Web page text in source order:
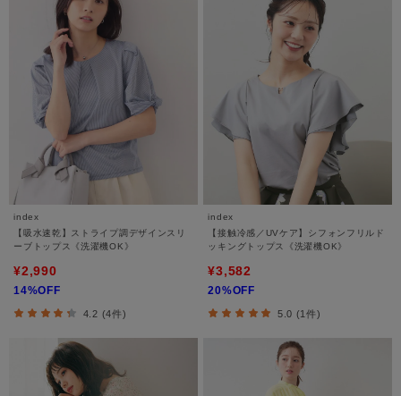
index
【吸水速乾】ストライプ調デザインスリ
ーブトップス《洗濯機OK》
¥2,990
14%OFF
4.2 (4件)
index
【接触冷感／UVケア】シフォンフリルド
ッキングトップス《洗濯機OK》
¥3,582
20%OFF
5.0 (1件)